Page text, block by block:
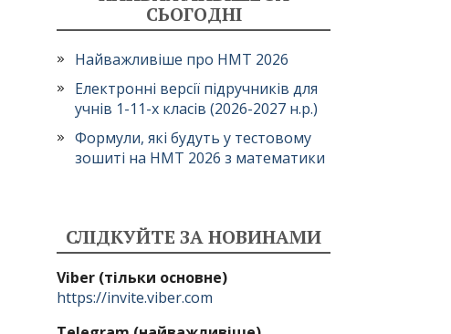
СЬОГОДНІ
Найважливіше про НМТ 2026
Електронні версії підручників для
учнів 1-11-х класів (2026-2027 н.р.)
Формули, які будуть у тестовому
зошиті на НМТ 2026 з математики
СЛІДКУЙТЕ ЗА НОВИНАМИ
Viber (тільки основне)
https://invite.viber.com